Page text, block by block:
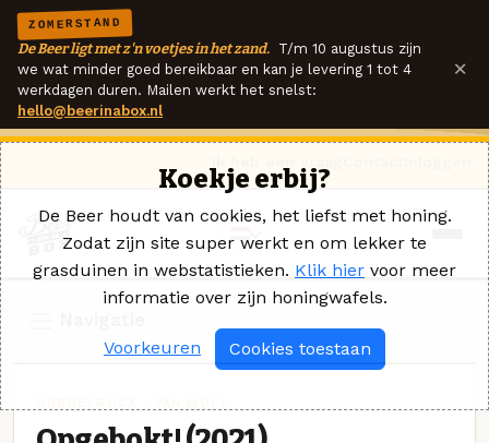
ZOMERSTAND
De Beer ligt met z'n voetjes in het zand. T/m 10 augustus zijn
we wat minder goed bereikbaar en kan je levering 1 tot 4
werkdagen duren. Mailen werkt het snelst:
hello@beerinabox.nl
×
Koekje erbij?
De Beer houdt van cookies, het liefst met honing.
Zodat zijn site super werkt en om lekker te
grasduinen in webstatistieken. Klik hier voor meer
informatie over zijn honingwafels.
Voorkeuren Cookies toestaan